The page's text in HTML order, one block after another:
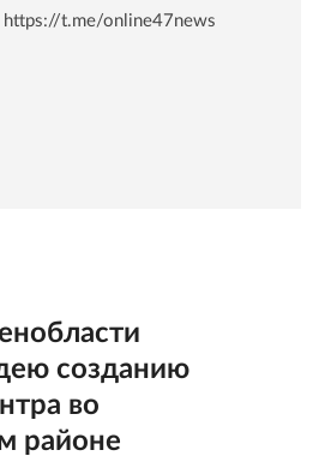
https://t.me/online47news
созданию
во
районе